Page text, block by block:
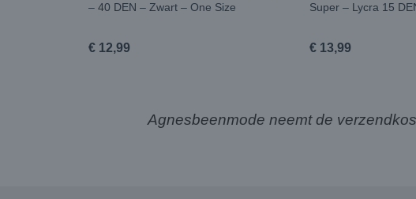
– 40 DEN – Zwart – One Size
€ 12,99
Super – Lycra 15
€ 13,99
Agnesbeenmode neemt de